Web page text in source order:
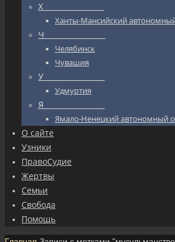
Х_________________
Ханты-Мансийский
Ч_________________
Челябинск
Чувашия
У_________________
Удмуртия
Я_________________
Ямало-Ненецкий автономный
О сайте
Узники
ПравоСудие
Жертвы
Семьи
Свобода
Помощь